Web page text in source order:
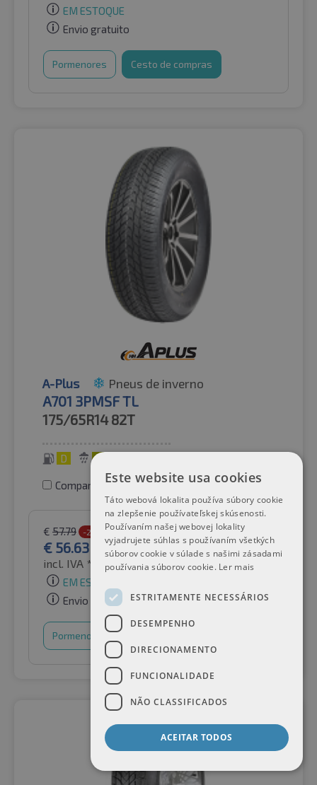
EM ESTOQUE
Envio gratuito
Pormenores Cesto de compras
A-Plus Pneus de inverno
A701 3PMSF TL
175/65R14 82T
D C
Comparar pneus
€ 57.79 -2%
€ 56.63
incl. IVA * por Auto-Raifen GmbH
EM ESTOQUE
Envio gratuito
Pormenores
Este website usa cookies
Táto webová lokalita používa súbory cookie
na zlepšenie používateľskej skúsenosti.
Používaním našej webovej lokality
vyjadrujete súhlas s používaním všetkých
súborov cookie v súlade s našimi zásadami
používania súborov cookie. Ler mais
ESTRITAMENTE NECESSÁRIOS
DESEMPENHO
DIRECIONAMENTO
FUNCIONALIDADE
NÃO CLASSIFICADOS
ACEITAR TODOS